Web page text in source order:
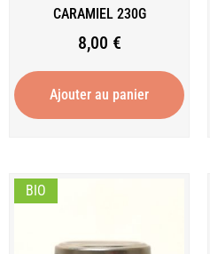
CARAMIEL 230G
8,00 €
Ajouter au panier
BIO